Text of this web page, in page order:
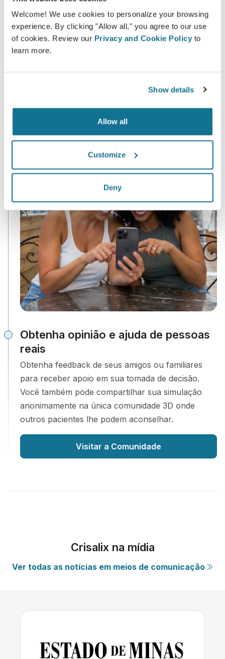
Welcome! We use cookies to personalize your browsing
experience. By clicking "Allow all," you agree to our use
of cookies. Review our Privacy and Cookie Policy to
learn more.
Show details
Allow all
Customize
Deny
Registre-se e veja gratuitamente o seu rosto ou
corpo em 3D. Terá acesso aos recursos mais
avançados de simulação para todo tipo de
Obtenha opinião e ajuda de pessoas
reais
Obtenha feedback de seus amigos ou familiares
para receber apoio em sua tomada de decisão.
Você também pode compartilhar sua simulação
anonimamente na única comunidade 3D onde
outros pacientes lhe podem aconselhar.
Visitar a Comunidade
Crisalix na mídia
Ver todas as notícias em meios de comunicação